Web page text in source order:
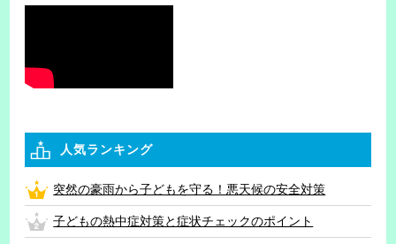
人気ランキング
突然の豪雨から子どもを守る！悪天候の安全対策
子どもの熱中症対策と症状チェックのポイント